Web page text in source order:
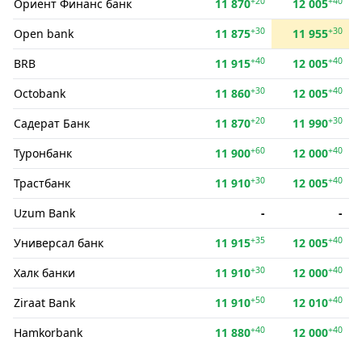
Ориент Финанс банк 11 870 12 005
Open bank 11 875+30 11 955+30
BRB 11 915+40 12 005+40
Octobank 11 860+30 12 005+40
Садерат Банк 11 870+20 11 990+30
Туронбанк 11 900+60 12 000+40
Трастбанк 11 910+30 12 005+40
Uzum Bank -
-
Универсал банк
11 915+35 12 005+40
Халк банки 11 910+30 12 000+40
Ziraat Bank 11 910+50 12 010+40
Hamkorbank 11 880+40 12 000+40